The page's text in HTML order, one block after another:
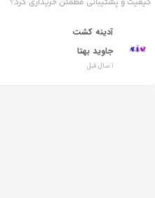
آدینه کشت
جاوید بهتا
1 سال قبل